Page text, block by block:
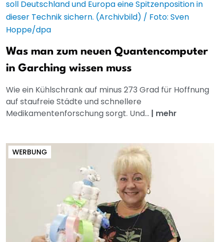
Was man zum neuen Quantencomputer
in Garching wissen muss
Wie ein Kühlschrank auf minus 273 Grad für Hoffnung
auf staufreie Städte und schnellere
Medikamentenforschung sorgt. Und... | mehr
WERBUNG